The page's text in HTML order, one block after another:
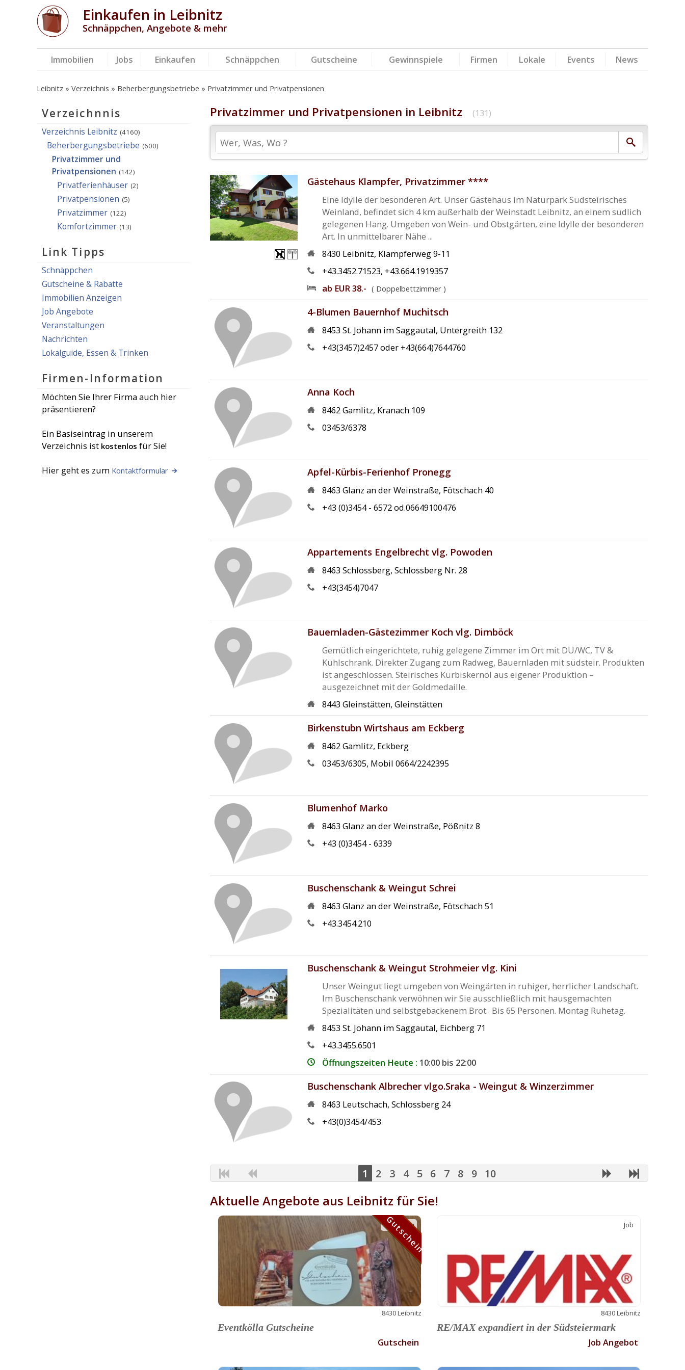
Einkaufen in Leibnitz
Schnäppchen, Angebote & mehr
Immobilien Jobs Einkaufen Schnäppchen Gutscheine Gewinnspiele Firmen Lokale Events News
Leibnitz Verzeichnis Beherbergungsbetriebe Privatzimmer und Privatpensionen
Privatzimmer und Privatpensionen in Leibnitz (131)
Gästehaus Klampfer, Privatzimmer ****
Eine Idylle der besonderen Art. Unser Gästehaus im Naturpark Südsteirisches
Weinland, befindet sich 4 km außerhalb der Weinstadt Leibnitz, an einem südlich
gelegenen Hang. Umgeben von Wein- und Obstgärten, eine Idylle der besonderen
Art. In unmittelbarer Nähe ...
8430 Leibnitz, Klampferweg 9-11
+43.3452.71523, +43.664.1919357
ab EUR 38.- ( Doppelbettzimmer )
4-Blumen Bauernhof Muchitsch
8453 St. Johann im Saggautal, Untergreith 132
+43(3457)2457 oder +43(664)7644760
Anna Koch
8462Gamlitz, Kranach 109
03453/6378
Apfel-Kürbis-Ferienhof Pronegg
8463 Glanz an der Weinstraße, Fötschach 40
+43 (0)3454 - 6572 od.06649100476
Appartements Engelbrecht vlg. Powoden
8463 Schlossberg,Schlossberg Nr. 28
+43(3454)7047
Bauernladen-Gästezimmer Koch vlg. Dirnböck
Gemütlich eingerichtete, ruhig gelegene Zimmer im Ort mit DU/WC, TV &
Kühlschrank. Direkter Zugang zum Radweg, Bauernladen mit südsteir. Produkten
ist angeschlossen. Steirisches Kürbiskernöl aus eigener Produktion –
ausgezeichnet mit der Goldmedaille.
8443 Gleinstätten,Gleinstätten
Birkenstubn Wirtshaus am Eckberg
8462Gamlitz, Eckberg
03453/6305, Mobil 0664/2242395
Blumenhof Marko
8463 Glanz an der Weinstraße, Pößnitz 8
+43 (0)3454 - 6339
Buschenschank & Weingut Schrei
8463 Glanz an der Weinstraße, Fötschach 51
+43.3454.210
Buschenschank & Weingut Strohmeier vlg. Kini
Unser Weingut liegt umgeben von Weingärten in ruhiger, herrlicher Landschaft.
Im Buschenschank verwöhnen wir Sie ausschließlich mit hausgemachten
Spezialitäten und selbstgebackenem Brot. Bis 65 Personen. Montag Ruhetag.
8453 St. Johann im Saggautal, Eichberg 71
+43.3455.6501
Öffnungszeiten Heute : 10:00 bis 22:00
Buschenschank Albrecher vlgo.Sraka - Weingut & Winzerzimmer
8463 Leutschach,Schlossberg 24
+43(0)3454/453
1 2 3 4 5 6 7 8 9 10
Aktuelle Angebote aus Leibnitz für Sie!
Gutschein
8430 Leibnitz
Eventkölla Gutscheine
Gutschein
Gutschein
Job
8430 Leibnitz
RE/MAX expandiert in der Südsteiermark
Job Angebot
Verzeichnnis
Verzeichnis Leibnitz (4160)
Beherbergungsbetriebe (600)
Privatzimmer und
Privatpensionen (142)
Privatferienhäuser (2)
Privatpensionen (5)
Privatzimmer (122)
Komfortzimmer (13)
Link Tipps
Schnäppchen
Gutscheine & Rabatte
Immobilien Anzeigen
Job Angebote
Veranstaltungen
Nachrichten
Lokalguide, Essen & Trinken
Firmen-Information
Möchten Sie Ihrer Firma auch hier
präsentieren?
Ein Basiseintrag in unserem
Verzeichnis ist kostenlos für Sie!
Hier geht es zum Kontaktformular